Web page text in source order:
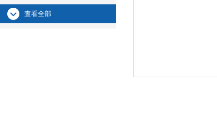
查看全部